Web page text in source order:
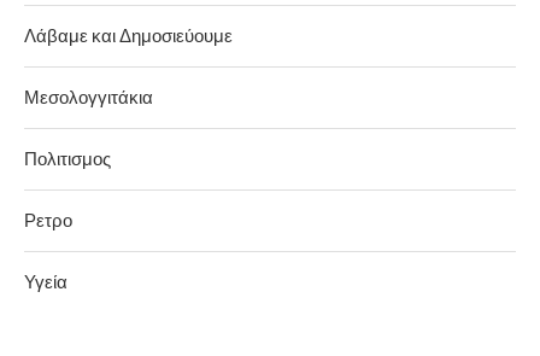
Λάβαμε και Δημοσιεύουμε
Μεσολογγιτάκια
Πολιτισμος
Ρετρο
Υγεία